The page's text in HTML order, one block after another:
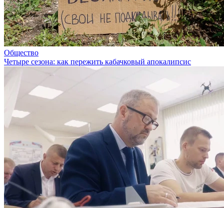
Общество
Четыре сезона: как пережить кабачковый апокалипсис